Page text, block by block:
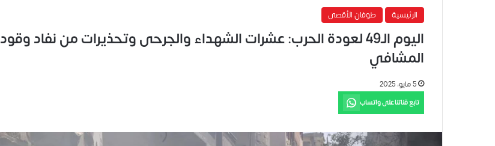
الرئيسية طوفان الأقصى
اليوم الـ49 لعودة الحرب: عشرات الشهداء والجرحى وتحذيرات من نفاد وقود
المشافي
5 مايو، 2025
تابع قناتنا على واتساب